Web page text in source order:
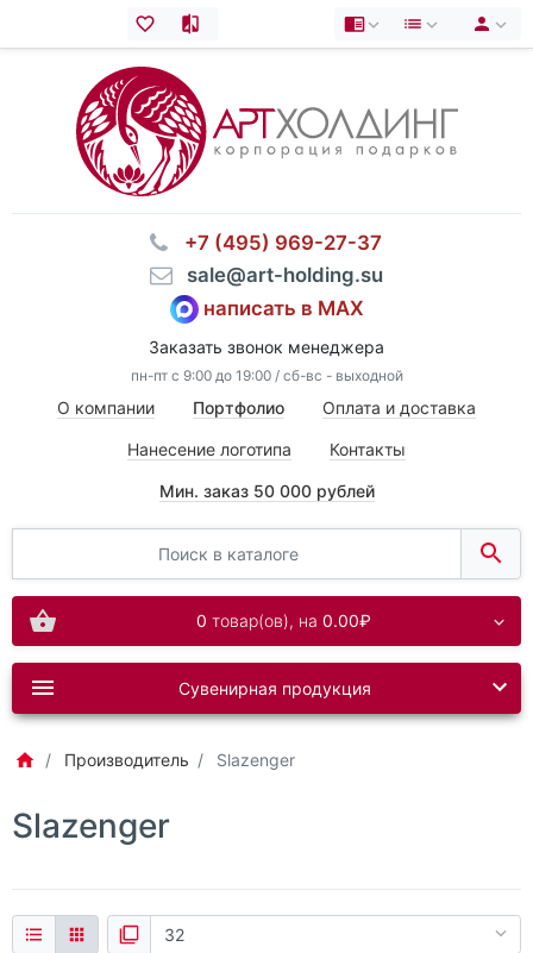
⠀+7 (495) 969-27-37
⠀sale@art-holding.su
написать в MAX
Заказать звонок менеджера
пн-пт с 9:00 до 19:00 / сб-вс - выходной
О компании Портфолио Оплата и доставка
Нанесение логотипа Контакты
Мин. заказ 50 000 рублей
0 товар(ов), на 0.00₽
Сувенирная продукция
Производитель Slazenger
Slazenger